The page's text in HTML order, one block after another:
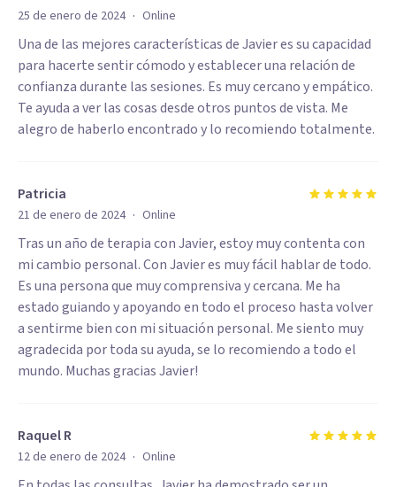
25 de enero de 2024 · Online
Una de las mejores características de Javier es su capacidad
para hacerte sentir cómodo y establecer una relación de
confianza durante las sesiones. Es muy cercano y empático.
Te ayuda a ver las cosas desde otros puntos de vista. Me
alegro de haberlo encontrado y lo recomiendo totalmente.
Patricia
21 de enero de 2024 · Online
Tras un año de terapia con Javier, estoy muy contenta con
mi cambio personal. Con Javier es muy fácil hablar de todo.
Es una persona que muy comprensiva y cercana. Me ha
estado guiando y apoyando en todo el proceso hasta volver
a sentirme bien con mi situación personal. Me siento muy
agradecida por toda su ayuda, se lo recomiendo a todo el
mundo. Muchas gracias Javier!
Raquel R
12 de enero de 2024 · Online